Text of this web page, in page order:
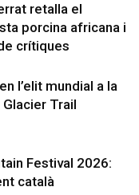
retalla el
porcina africana i
crítiques
l’elit mundial a la
Trail
Festival 2026:
català